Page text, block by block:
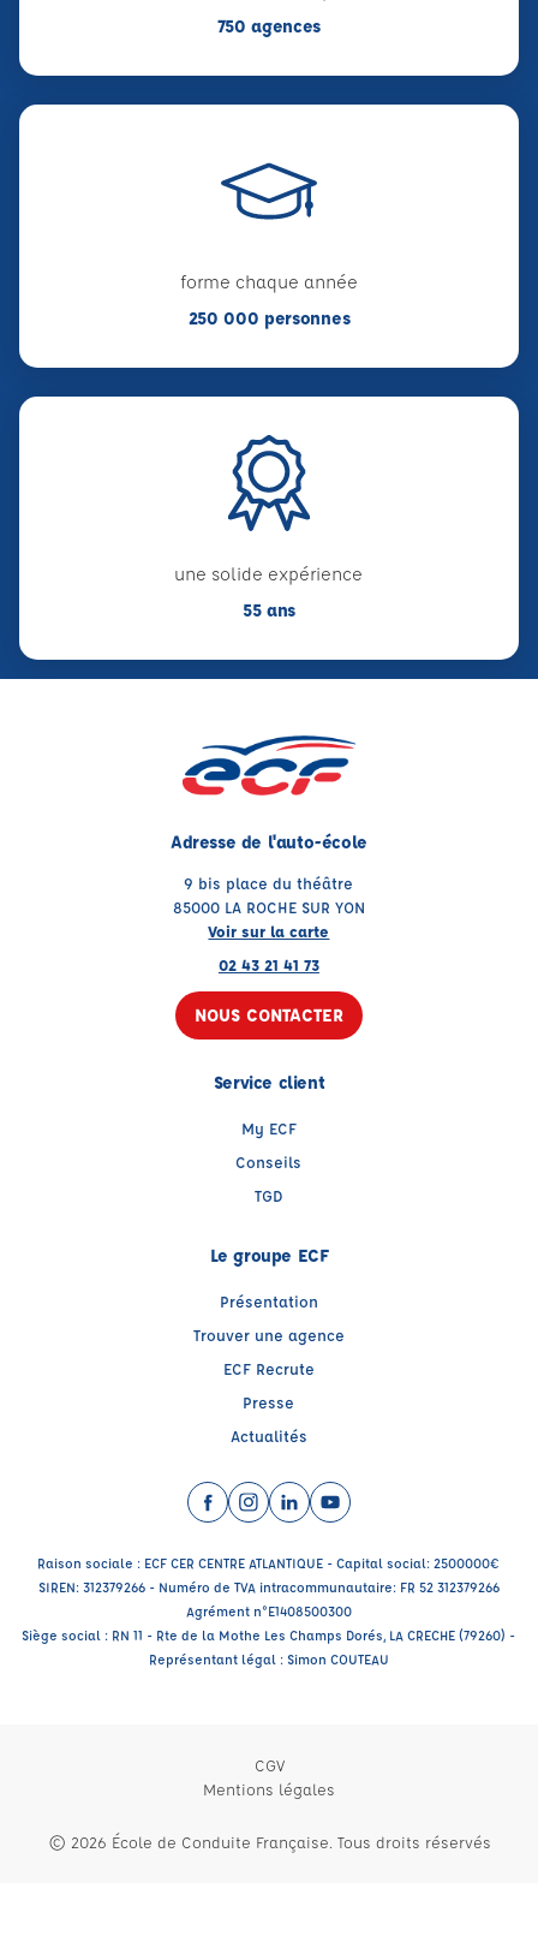
750 agences
forme chaque année
250 000 personnes
une solide expérience
55 ans
Adresse de l'auto-école
9 bis place du théâtre
85000 LA ROCHE SUR YON
Voir sur la carte
02 43 21 41 73
NOUS CONTACTER
Service client
My ECF
Conseils
TGD
Le groupe ECF
Présentation
Trouver une agence
ECF Recrute
Presse
Actualités
Facebook (nouvelle fenêtre)
Instagram (nouvelle fenêtre)
LinkedIn (nouvelle fenêtre)
YouTube (nouvelle
Raison sociale : ECF CER CENTRE ATLANTIQUE - Capital social: 2500000€
SIREN: 312379266 - Numéro de TVA intracommunautaire: FR 52 312379266
Agrément n°E1408500300
Siège social : RN 11 - Rte de la Mothe Les Champs Dorés, LA CRECHE (79260) -
Représentant légal : Simon COUTEAU
CGV
Mentions légales
© 2026 École de Conduite Française. Tous droits réservés